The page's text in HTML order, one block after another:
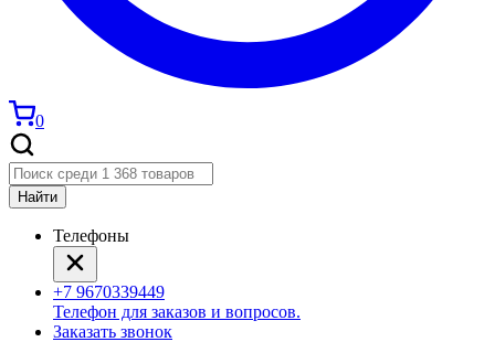
0
Найти
Телефоны
+7 9670339449
Телефон для заказов и вопросов.
Заказать звонок